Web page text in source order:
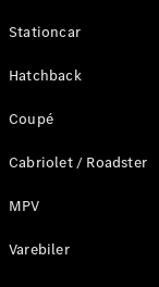
kampagner
finansiering
Prislister
Stationcar
Hatchback
Coupé
Cabriolet / Roadster
MPV
Varebiler